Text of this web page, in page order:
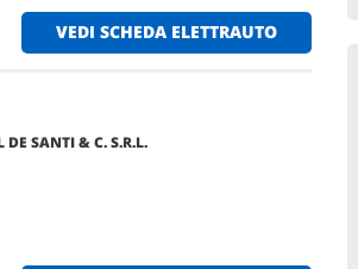
VEDI SCHEDA ELETTRAUTO
DE SANTI & C. S.R.L.